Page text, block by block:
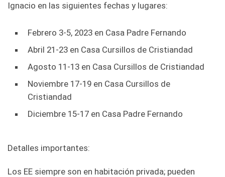
Ignacio en las siguientes fechas y lugares:
Febrero 3-5, 2023 en Casa Padre Fernando
Abril 21-23 en Casa Cursillos de Cristiandad
Agosto 11-13 en Casa Cursillos de Cristiandad
Noviembre 17-19 en Casa Cursillos de
Cristiandad
Diciembre 15-17 en Casa Padre Fernando
Detalles importantes:
Los EE siempre son en habitación privada; pueden